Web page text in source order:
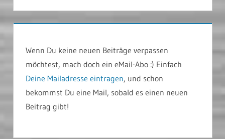
Wenn Du keine neuen Beiträge verpassen
möchtest, mach doch ein eMail-Abo :) Einfach
Deine Mailadresse eintragen, und schon
bekommst Du eine Mail, sobald es einen neuen
Beitrag gibt!